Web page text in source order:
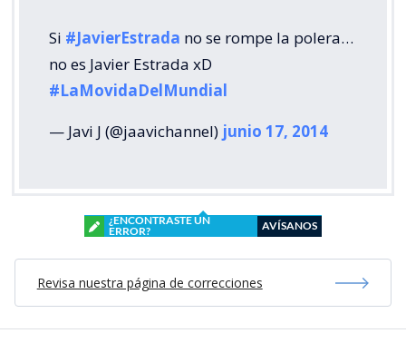
Si #JavierEstrada no se rompe la polera…
no es Javier Estrada xD
#LaMovidaDelMundial
— Javi J (@jaavichannel) junio 17, 2014
¿ENCONTRASTE UN
ERROR?
AVÍSANOS
Revisa nuestra página de correcciones